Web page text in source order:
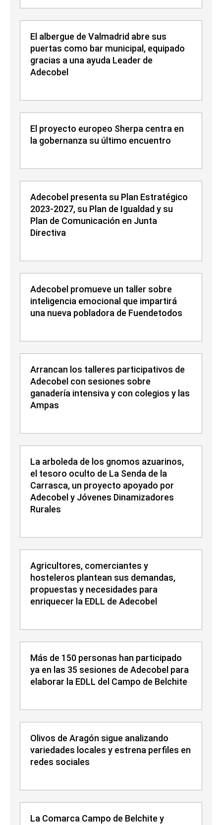
El albergue de Valmadrid abre sus
puertas como bar municipal, equipado
gracias a una ayuda Leader de
Adecobel
El proyecto europeo Sherpa centra en
la gobernanza su último encuentro
Adecobel presenta su Plan Estratégico
2023-2027, su Plan de Igualdad y su
Plan de Comunicación en Junta
Directiva
Adecobel promueve un taller sobre
inteligencia emocional que impartirá
una nueva pobladora de Fuendetodos
Arrancan los talleres participativos de
Adecobel con sesiones sobre
ganadería intensiva y con colegios y las
Ampas
La arboleda de los gnomos azuarinos,
el tesoro oculto de La Senda de la
Carrasca, un proyecto apoyado por
Adecobel y Jóvenes Dinamizadores
Rurales
Agricultores, comerciantes y
hosteleros plantean sus demandas,
propuestas y necesidades para
enriquecer la EDLL de Adecobel
Más de 150 personas han participado
ya en las 35 sesiones de Adecobel para
elaborar la EDLL del Campo de Belchite
Olivos de Aragón sigue analizando
variedades locales y estrena perfiles en
redes sociales
La Comarca Campo de Belchite y